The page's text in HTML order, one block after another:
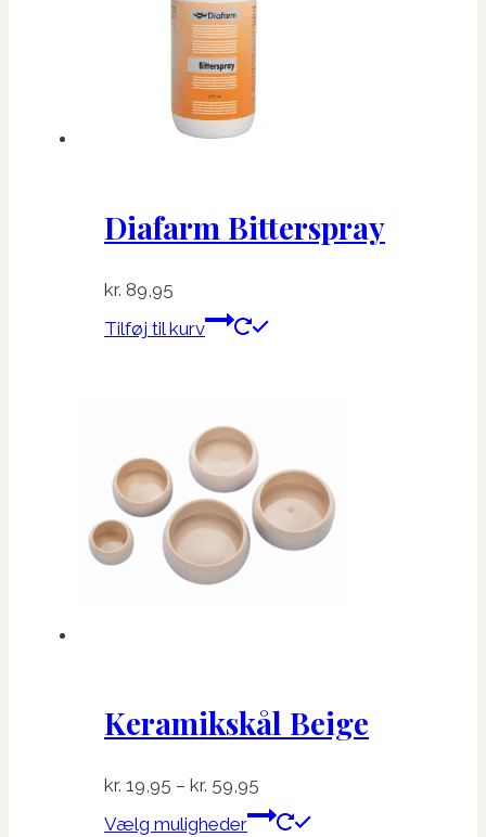
Diafarm Bitterspray
kr. 89,95
Tilføj til kurv
Keramikskål Beige
kr. 19,95 – kr. 59,95
kr. 19,95
Vælg muligheder
Dette